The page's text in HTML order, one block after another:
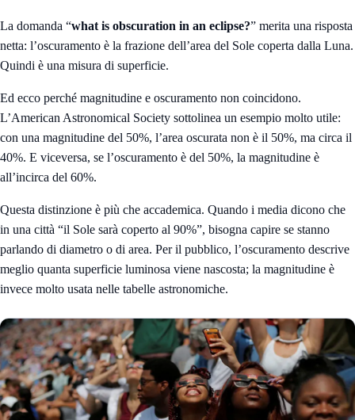
La domanda “what is obscuration in an eclipse?” merita una risposta
netta: l’oscuramento è la frazione dell’area del Sole coperta dalla Luna.
Quindi è una misura di superficie.
Ed ecco perché magnitudine e oscuramento non coincidono.
L’American Astronomical Society sottolinea un esempio molto utile:
con una magnitudine del 50%, l’area oscurata non è il 50%, ma circa il
40%. E viceversa, se l’oscuramento è del 50%, la magnitudine è
all’incirca del 60%.
Questa distinzione è più che accademica. Quando i media dicono che
in una città “il Sole sarà coperto al 90%”, bisogna capire se stanno
parlando di diametro o di area. Per il pubblico, l’oscuramento descrive
meglio quanta superficie luminosa viene nascosta; la magnitudine è
invece molto usata nelle tabelle astronomiche.